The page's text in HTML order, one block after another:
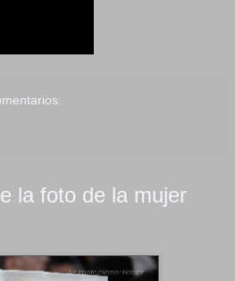
la foto de la mujer